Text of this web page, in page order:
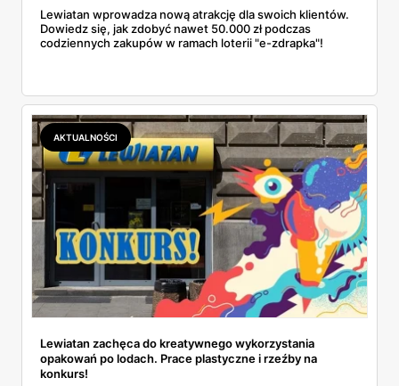
Lewiatan wprowadza nową atrakcję dla swoich klientów.
Dowiedz się, jak zdobyć nawet 50.000 zł podczas
codziennych zakupów w ramach loterii "e-zdrapka"!
AKTUALNOŚCI
Lewiatan zachęca do kreatywnego wykorzystania
opakowań po lodach. Prace plastyczne i rzeźby na
konkurs!